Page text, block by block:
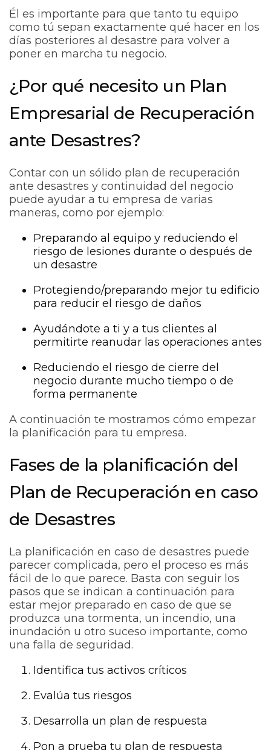
Él es importante para que tanto tu equipo
como tú sepan exactamente qué hacer en los
días posteriores al desastre para volver a
poner en marcha tu negocio.
¿Por qué necesito un Plan
Empresarial de Recuperación
ante Desastres?
Contar con un sólido plan de recuperación
ante desastres y continuidad del negocio
puede ayudar a tu empresa de varias
maneras, como por ejemplo:
Preparando al equipo y reduciendo el
riesgo de lesiones durante o después de
un desastre
Protegiendo/preparando mejor tu edificio
para reducir el riesgo de daños
Ayudándote a ti y a tus clientes al
permitirte reanudar las operaciones antes
Reduciendo el riesgo de cierre del
negocio durante mucho tiempo o de
forma permanente
A continuación te mostramos cómo empezar
la planificación para tu empresa.
Fases de la planificación del
Plan de Recuperación en caso
de Desastres
La planificación en caso de desastres puede
parecer complicada, pero el proceso es más
fácil de lo que parece. Basta con seguir los
pasos que se indican a continuación para
estar mejor preparado en caso de que se
produzca una tormenta, un incendio, una
inundación u otro suceso importante, como
una falla de seguridad.
Identifica tus activos críticos
Evalúa tus riesgos
Desarrolla un plan de respuesta
Pon a prueba tu plan de respuesta